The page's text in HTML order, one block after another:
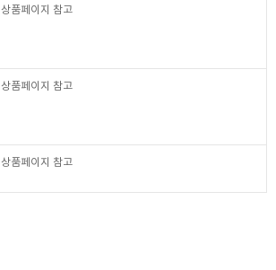
상품페이지 참고
상품페이지 참고
상품페이지 참고